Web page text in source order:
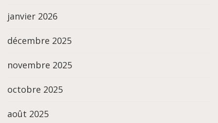
janvier 2026
décembre 2025
novembre 2025
octobre 2025
août 2025